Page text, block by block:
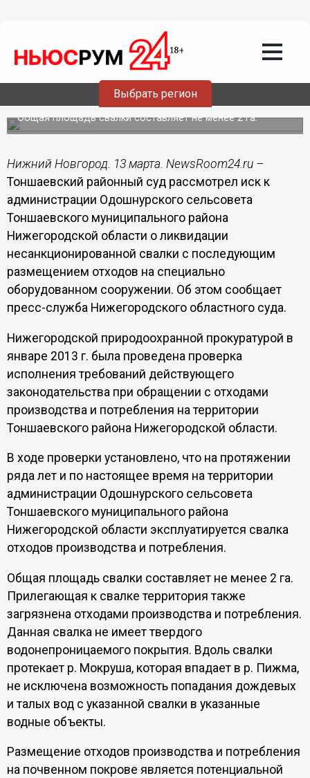
Выбрать регион
Администрация сельсовета
ликвидирует свалку бытовых отходов
по решению суда
Общая площадь свалки составляет не менее 2 га.
Нижний Новгород. 13 марта. NewsRoom24.ru –
Тоншаевский районный суд рассмотрел иск к
администрации Одошнурского сельсовета
Тоншаевского муниципального района
Нижегородской области о ликвидации
несанкционированной свалки с последующим
размещением отходов на специально
оборудованном сооружении. Об этом сообщает
пресс-служба Нижегородского областного суда.
Нижегородской природоохранной прокуратурой в
январе 2013 г. была проведена проверка
исполнения требований действующего
законодательства при обращении с отходами
производства и потребления на территории
Тоншаевского района Нижегородской области.
В ходе проверки установлено, что на протяжении
ряда лет и по настоящее время на территории
администрации Одошнурского сельсовета
Тоншаевского муниципального района
Нижегородской области эксплуатируется свалка
отходов производства и потребления.
Общая площадь свалки составляет не менее 2 га.
Прилегающая к свалке территория также
загрязнена отходами производства и потребления.
Данная свалка не имеет твердого
водонепроницаемого покрытия. Вдоль свалки
протекает р. Мокруша, которая впадает в р. Пижма,
не исключена возможность попадания дождевых
и талых вод с указанной свалки в указанные
водные объекты.
Размещение отходов производства и потребления
на почвенном покрове является потенциальной